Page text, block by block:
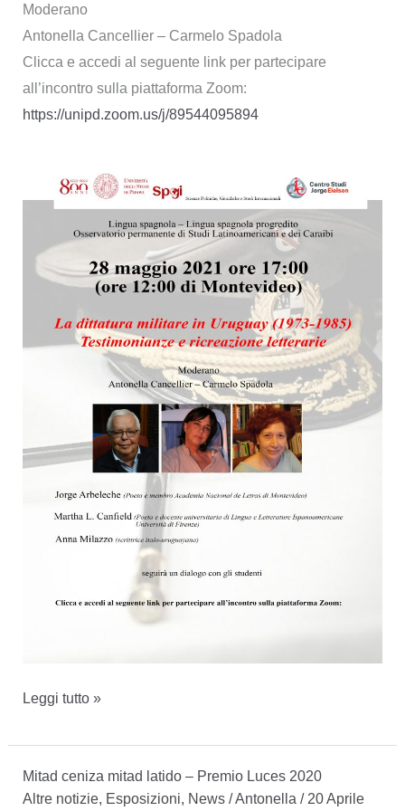
Moderano
Antonella Cancellier – Carmelo Spadola
Clicca e accedi al seguente link per partecipare
all’incontro sulla piattaforma Zoom:
https://unipd.zoom.us/j/89544095894
28
2021
–
La
Leggi tutto »
Mitad ceniza mitad latido – Premio Luces 2020
Altre notizie, Esposizioni, News/Antonella / 20 Aprile